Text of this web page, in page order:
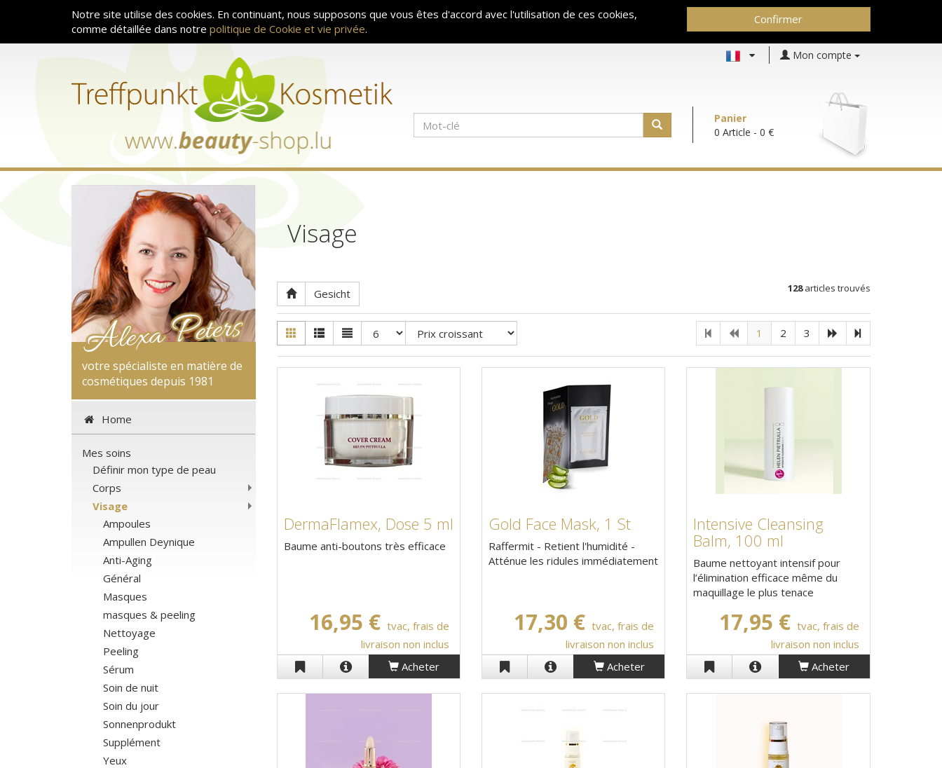
Notre site utilise des cookies. En continuant, nous supposons que vous êtes d'accord avec l'utilisation de ces cookies,
comme détaillée dans notre politique de Cookie et vie privée.
Confirmer
Mon compte
Panier
0 Article - 0 €
votre spécialiste en matière de
cosmétiques depuis 1981
Home
Mes soins
Définir mon type de peau
Corps
Visage
Ampoules
Ampullen Deynique
Anti-Aging
Général
Masques
masques & peeling
Nettoyage
Peeling
Sérum
Soin de nuit
Soin du jour
Sonnenprodukt
Supplément
Yeux
Visage
Gesicht 128articles trouvés
1 2 3
DermaFlamex, Dose 5 ml
Baume anti-boutons très efficace
16,95 € tvac, frais de
livraison non inclus
Acheter
Gold Face Mask, 1 St
Raffermit - Retient l'humidité -
Atténue les ridules immédiatement
17,30 € tvac, frais de
livraison non inclus
Acheter
Intensive Cleansing
Balm, 100 ml
Baume nettoyant intensif pour
l’élimination efficace même du
maquillage le plus tenace
17,95 € tvac, frais de
livraison non inclus
Acheter